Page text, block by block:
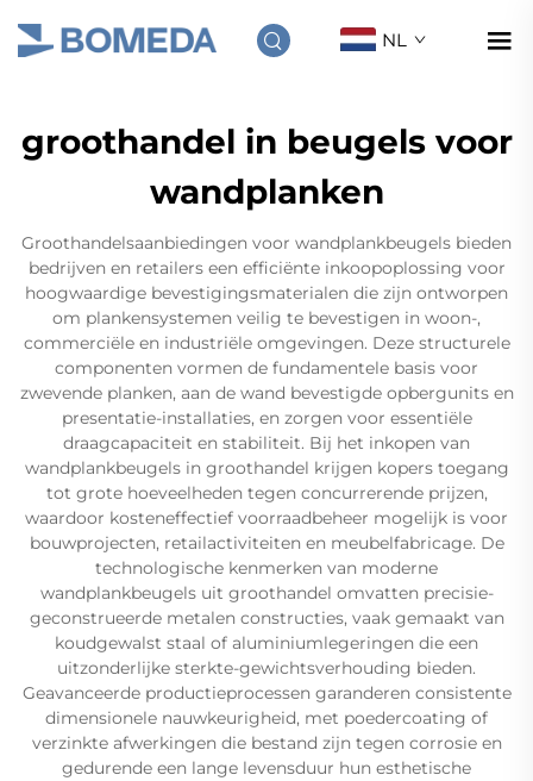
NL
groothandel in beugels voor
wandplanken
Groothandelsaanbiedingen voor wandplankbeugels bieden
bedrijven en retailers een efficiënte inkoopoplossing voor
hoogwaardige bevestigingsmaterialen die zijn ontworpen
om plankensystemen veilig te bevestigen in woon-,
commerciële en industriële omgevingen. Deze structurele
componenten vormen de fundamentele basis voor
zwevende planken, aan de wand bevestigde opbergunits en
presentatie-installaties, en zorgen voor essentiële
draagcapaciteit en stabiliteit. Bij het inkopen van
wandplankbeugels in groothandel krijgen kopers toegang
tot grote hoeveelheden tegen concurrerende prijzen,
waardoor kosteneffectief voorraadbeheer mogelijk is voor
bouwprojecten, retailactiviteiten en meubelfabricage. De
technologische kenmerken van moderne
wandplankbeugels uit groothandel omvatten precisie-
geconstrueerde metalen constructies, vaak gemaakt van
koudgewalst staal of aluminiumlegeringen die een
uitzonderlijke sterkte-gewichtsverhouding bieden.
Geavanceerde productieprocessen garanderen consistente
dimensionele nauwkeurigheid, met poedercoating of
verzinkte afwerkingen die bestand zijn tegen corrosie en
gedurende een lange levensduur hun esthetische